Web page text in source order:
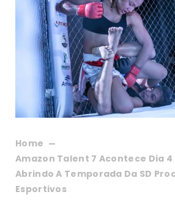
Home
Amazon Talent 7 Acontece Dia 4
Abrindo A Temporada Da SD
Esportivos